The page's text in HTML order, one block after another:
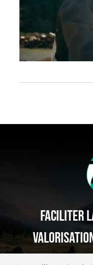
Faciliter
De